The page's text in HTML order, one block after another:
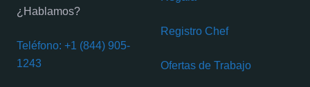
¿Hablamos?
Teléfono: +1 (844) 905-
1243
Registro Chef
Ofertas de Trabajo